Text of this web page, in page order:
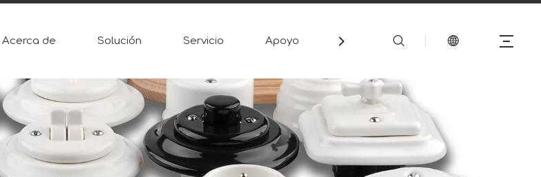
Acerca de Solución Servicio Apoyo Medios de comunicación